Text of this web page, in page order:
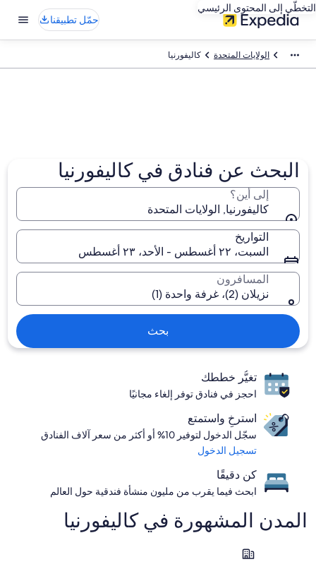
التخطّي إلى المحتوى الرئيسي
حمّل تطبيقنا
الولايات المتحدة كاليفورنيا
البحث عن فنادق في كاليفورنيا
إلى أين؟
كاليفورنيا, الولايات المتحدة
التواريخ
السبت، ٢٢ أغسطس - الأحد، ٢٣ أغسطس
المسافرون
نزيلان (2)، غرفة واحدة (1)
بحث
تغيُّر خططك
احجز في فنادق توفر إلغاء مجانيًا
استرخِ واستمتع
سجّل الدخول لتوفير 10% أو أكثر من سعر آلاف الفنادق
تسجيل الدخول
كن دقيقًا
ابحث فيما يقرب من مليون منشأة فندقية حول العالم
المدن المشهورة في ⁦كاليفورنيا⁩
سانتا كروز